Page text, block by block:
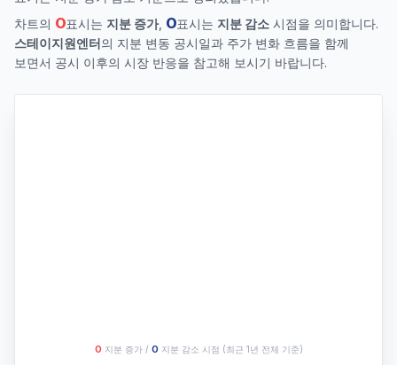
차트의 O표시는 지분 증가, O표시는 지분 감소 시점을 의미합니다.
스테이지원엔터의 지분 변동 공시일과 주가 변화 흐름을 함께
보면서 공시 이후의 시장 반응을 참고해 보시기 바랍니다.
O 지분 증가 / O 지분 감소 시점 (최근 1년 전체 기준)